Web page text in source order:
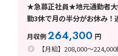
★急募正社員★地元通勤者
勤3休で月の半分がお休み！
実！ 簡単な検査業務のお仕
月収例264,300 円
【月給】208,000～224,000